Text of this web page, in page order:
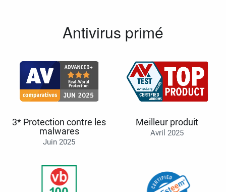
Antivirus primé
3* Protection contre les
malwares
Juin 2025
Meilleur produit
Avril 2025